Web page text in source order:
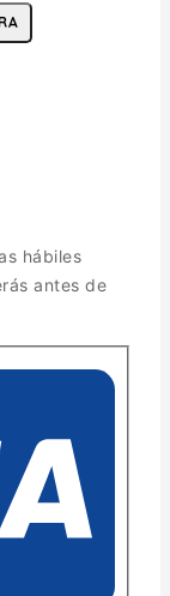
hábiles
antes de